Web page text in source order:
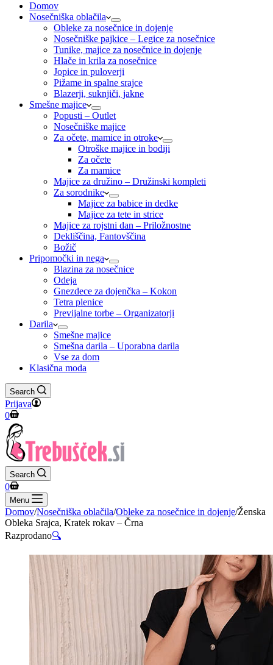
Domov
Nosečniška oblačila
Obleke za nosečnice in dojenje
Nosečniške pajkice – Legice za nosečnice
Tunike, majice za nosečnice in dojenje
Hlače in krila za nosečnice
Jopice in puloverji
Pižame in spalne srajce
Blazerji, suknjiči, jakne
Smešne majice
Popusti – Outlet
Nosečniške majice
Za očete, mamice in otroke
Otroške majice in bodiji
Za očete
Za mamice
Majice za družino – Družinski kompleti
Za sorodnike
Majice za babice in dedke
Majice za tete in strice
Majice za rojstni dan – Priložnostne
Dekliščina, Fantovščina
Božič
Pripomočki in nega
Blazina za nosečnice
Odeja
Gnezdece za dojenčka – Kokon
Tetra plenice
Previjalne torbe – Organizatorji
Darila
Smešne majice
Smešna darila – Uporabna darila
Vse za dom
Klasična moda
Search
Prijava
Shopping
cart
0
Search
Shopping
cart
0
Menu
Domov/Nosečniška oblačila/Obleke za nosečnice in dojenje/Ženska
Obleka Srajca, Kratek rokav – Črna
Razprodano🔍